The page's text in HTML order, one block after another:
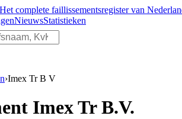
Het complete faillissementsregister van
NieuwsStatistieken
›Imex Tr B V
Imex Tr B.V.